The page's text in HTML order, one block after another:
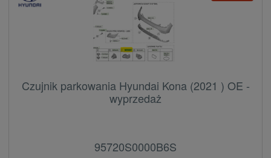
Czujnik parkowania Hyundai Kona (2021 ) OE -
wyprzedaż
95720S0000B6S